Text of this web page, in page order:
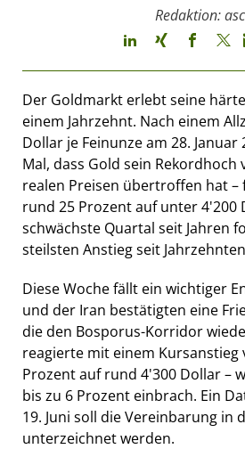
Redaktion: asc
Der Goldmarkt erlebt seine
einem Jahrzehnt. Nach einem
Dollar je Feinunze am 28. Januar
Mal, dass Gold sein Rekordhoch
realen Preisen übertroffen hat –
rund 25 Prozent auf unter 4'200
schwächste Quartal seit Jahren
steilsten Anstieg seit
Diese Woche fällt ein wichtiger
und der Iran bestätigten eine
die den Bosporus-Korridor
reagierte mit einem Kursanstieg
Prozent auf rund 4'300 Dollar –
bis zu 6 Prozent einbrach. Ein
19. Juni soll die Vereinbarung in
unterzeichnet werden.